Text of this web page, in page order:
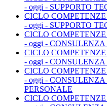
- oggi - SUPPORTO
CICLO
- oggi - SUPPORTO
CICLO
- oggi -
CICLO
- oggi -
CICLO
- oggi -
PERSONALE
CICLO